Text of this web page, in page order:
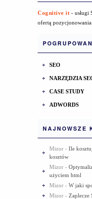
Cognitive it - usługi
ofertą
SEO
NARZĘDZIA
CASE STUDY
ADWORDS
NAJNOWSZE
Mizor - Ile
kosztów
Mizor -
użyciem html
Mizor - W jaki
Mizor - Zaplecze